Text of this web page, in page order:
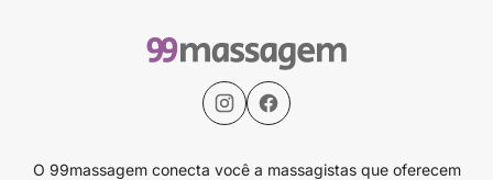
O 99massagem conecta você a massagistas que oferecem